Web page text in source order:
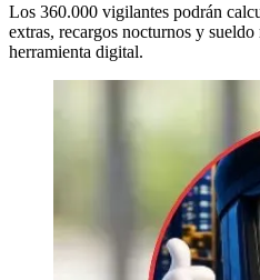
Los 360.000 vigilantes podrán
extras, recargos nocturnos y sueldo
herramienta digital.